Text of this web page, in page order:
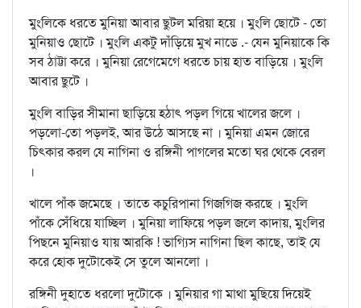
মুংলিকে ধরতে মুনিয়া আবার ছুটল মরিয়া হয়ে । মুংলি ছোটে - তো
মুনিয়াও ছোটে । মুংলি একটু দাঁড়িয়ে মুখ নাডে .- যেন মুনিয়াকে কি
সব ঠাট্টা করে । মুনিয়া রেগেমেগে ধরতে চায় হাত বাড়িয়ে । মুংলি
আবার ছুটে ।
মুংলি বাড়ির সীমানা ছাড়িয়ে হঠাৎ পড়ল গিয়ে খালের জলে ।
পড়লো-তো পড়লই, আর উঠে আসছে না । মুনিয়া এমন জোরে
চিত্কার করল যে নাগিনা ও রঙ্গিনী পাগলের মতো ঘর থেকে বেরল
।
খালে পাঁক জমেছে । তাতে কচুরিপানা গিজগিজ করছে । মুংলি
পাঁকে সেঁধিয়ে যাচ্ছিল । মুনিয়া লাফিয়ে পড়ল জলে কাদায়, মুংলির
পিছনে মুনিয়াও যায় আরকি ! ভাগ্যিস নাগিনা ছিল কাছে, তাই যে
করে হোক দুটোকেই সে তুলে আনলো ।
রঙ্গিনী দুহাতে ধরলো দুটোকে । মুনিয়ার গা মাথা মুছিয়ে দিয়েই